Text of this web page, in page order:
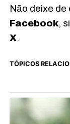
Não deixe de
Facebook,
X.
TÓPICOS